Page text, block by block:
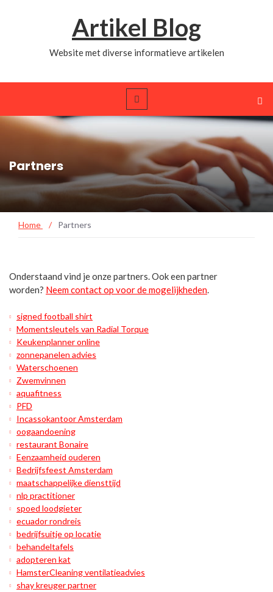
Artikel Blog
Website met diverse informatieve artikelen
Partners
Home / Partners
Onderstaand vind je onze partners. Ook een partner
worden? Neem contact op voor de mogelijkheden
signed football shirt
Momentsleutels van Radial Torque
Keukenplanner online
zonnepanelen advies
Waterschoenen
Zwemvinnen
aquafitness
PFD
Incassokantoor Amsterdam
oogaandoening
restaurant Bonaire
Eenzaamheid ouderen
Bedrijfsfeest Amsterdam
maatschappelijke diensttijd
nlp practitioner
spoed loodgieter
ecuador rondreis
bedrijfsuitje op locatie
behandeltafels
adopteren kat
HamsterCleaning ventilatieadvies
shay kreuger partner